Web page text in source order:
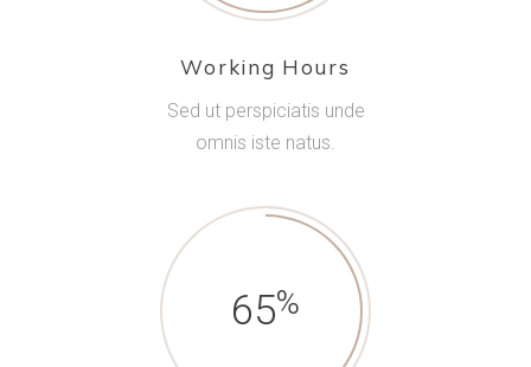
Working Hours
Sed ut perspiciatis unde
omnis iste natus.
65